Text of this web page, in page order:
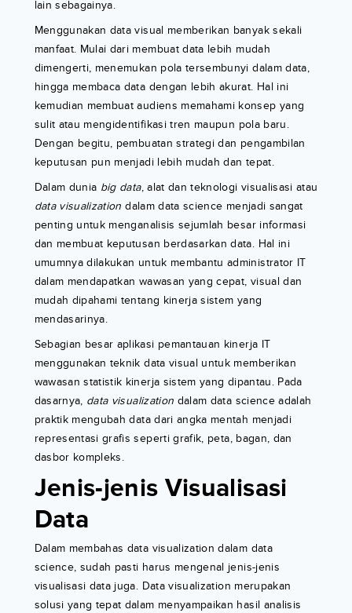
lain sebagainya.
Menggunakan data visual memberikan banyak sekali
manfaat. Mulai dari membuat data lebih mudah
dimengerti, menemukan pola tersembunyi dalam data,
hingga membaca data dengan lebih akurat. Hal ini
kemudian membuat audiens memahami konsep yang
sulit atau mengidentifikasi tren maupun pola baru.
Dengan begitu, pembuatan strategi dan pengambilan
keputusan pun menjadi lebih mudah dan tepat.
Dalam dunia big data, alat dan teknologi visualisasi atau
data visualization dalam data science menjadi sangat
penting untuk menganalisis sejumlah besar informasi
dan membuat keputusan berdasarkan data. Hal ini
umumnya dilakukan untuk membantu administrator IT
dalam mendapatkan wawasan yang cepat, visual dan
mudah dipahami tentang kinerja sistem yang
mendasarinya.
Sebagian besar aplikasi pemantauan kinerja IT
menggunakan teknik data visual untuk memberikan
wawasan statistik kinerja sistem yang dipantau. Pada
dasarnya, data visualization dalam data science adalah
praktik mengubah data dari angka mentah menjadi
representasi grafis seperti grafik, peta, bagan, dan
dasbor kompleks.
Jenis-jenis Visualisasi
Data
Dalam membahas data visualization dalam data
science, sudah pasti harus mengenal jenis-jenis
visualisasi data juga. Data visualization merupakan
solusi yang tepat dalam menyampaikan hasil analisis